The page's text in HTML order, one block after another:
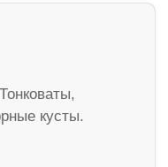
кусты.